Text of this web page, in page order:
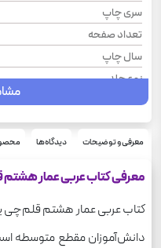
سری چاپ
تعداد صفحه
سال چاپ
نوع جلد
درس
وزن
معرفی و توضیحات دیدگاه‌ها
معرفی کتاب عربی عمار
کتاب عربی عمار هشتم قلم‌چی
دانش‌آموزان مقطع متوسطه